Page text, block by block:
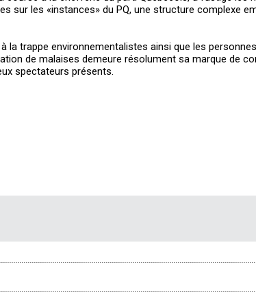
sur les «instances» du PQ, une structure complexe
la trappe environnementalistes ainsi que les
de malaises demeure résolument sa marque de
spectateurs présents.